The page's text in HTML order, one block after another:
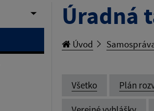
Úradná
Úvod
Všetko Plán